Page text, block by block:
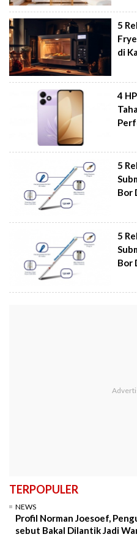
5
di
4
5
Bor
5
Bor
TERPOPULER
NEWS
Profil Norman Joesoef,
sebut Bakal Dilantik Jadi